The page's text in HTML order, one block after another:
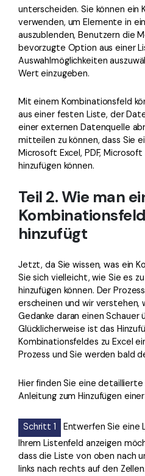
unterscheiden. Sie können ein
verwenden, um Elemente in
auszublenden, Benutzern die
bevorzugte Option aus einer
Auswahlmöglichkeiten
Wert einzugeben.
Mit einem Kombinationsfeld
aus einer festen Liste, der
einer externen Datenquelle
mitteilen zu können, dass Sie
Microsoft Excel, PDF,
hinzufügen können.
Teil 2. Wie man
hinzufügt
Jetzt, da Sie wissen, was ein
Sie sich vielleicht, wie Sie es
hinzufügen können. Der
erscheinen und wir verstehen,
Gedanke daran einen Schauer
Glücklicherweise ist das
Kombinationsfeldes zu Excel
Prozess und Sie werden bald
Hier finden Sie eine
Anleitung zum Hinzufügen
Schritt 1
Entwerfen Sie eine
Ihrem Listenfeld anzeigen
dass die Liste von oben nach
links nach rechts auf den Zellen.